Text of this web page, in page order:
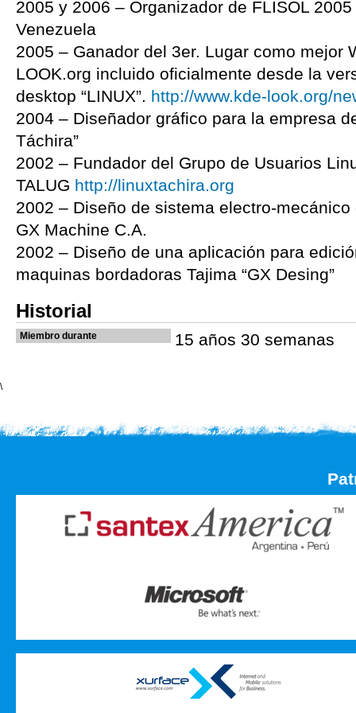
2005 y 2006 – Organizador de FLISOL
Venezuela
2005 – Ganador del 3er. Lugar como mejor
LOOK.org incluido oficialmente desde la
desktop “LINUX”. http://www.kde-look.org/
2004 – Diseñador gráfico para la empresa
Táchira”
2002 – Fundador del Grupo de Usuarios
TALUG http://linuxtachira.org
2002 – Diseño de sistema electro-
GX Machine C.A.
2002 – Diseño de una aplicación para
maquinas bordadoras Tajima “GX Desing”
Historial
Miembro durante 15 años 30 semanas
\